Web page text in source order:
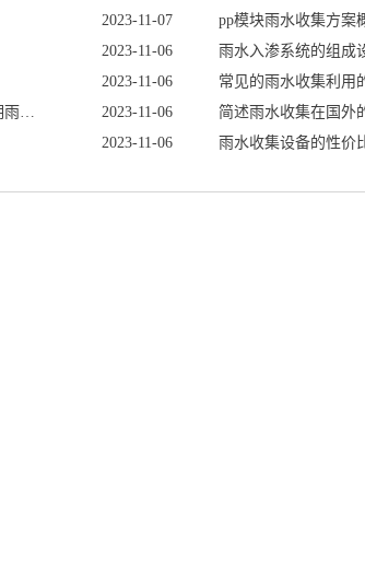
2023-11-07 pp模块雨水收集方案
2023-11-06 雨水入渗系统的组成
2023-11-06 常见的雨水收集利用
初期雨水收集装置是怎样的简述初期雨水收集装置的发展
2023-11-06 简述雨水收集在国外
2023-11-06 雨水收集设备的性价